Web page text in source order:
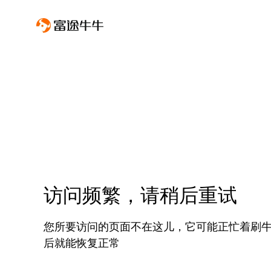
访问频繁，请稍后重试
您所要访问的页面不在这儿，它可能正忙着刷
后就能恢复正常